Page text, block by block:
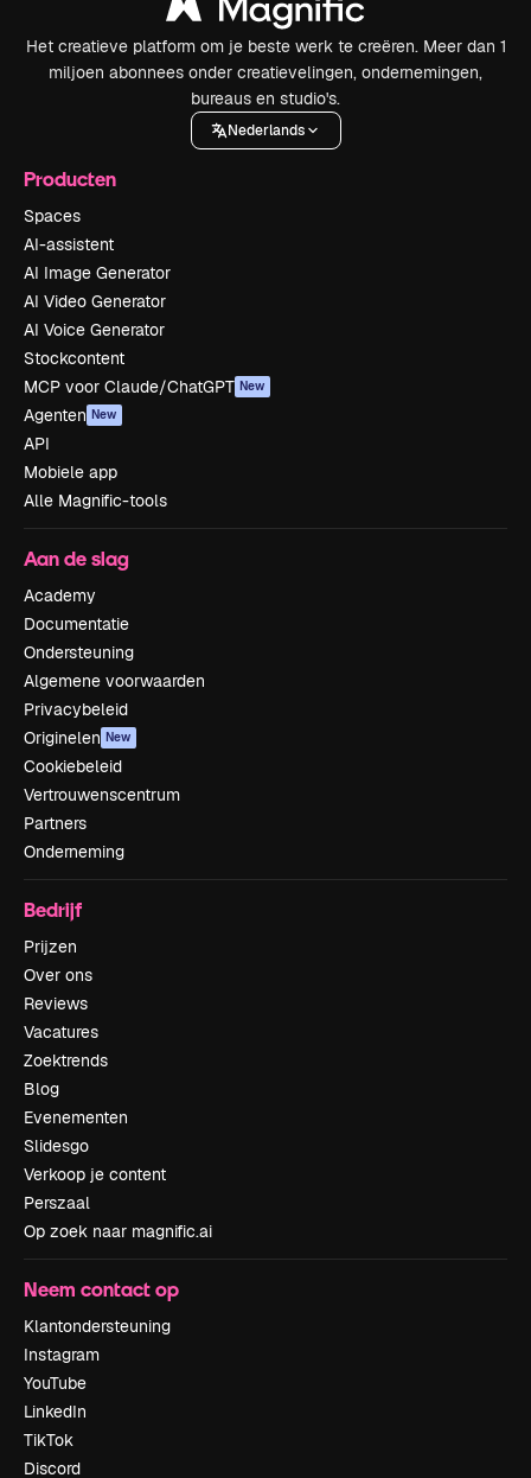
Het creatieve platform om je beste werk te creëren. Meer dan 1
miljoen abonnees onder creatievelingen, ondernemingen,
bureaus en studio's.
Nederlands
Producten
Spaces
AI-assistent
AI Image Generator
AI Video Generator
AI Voice Generator
Stockcontent
MCP voor Claude/ChatGPT New
Agenten New
API
Mobiele app
Alle Magnific-tools
Aan de slag
Academy
Documentatie
Ondersteuning
Algemene voorwaarden
Privacybeleid
Originelen New
Cookiebeleid
Vertrouwenscentrum
Partners
Onderneming
Bedrijf
Prijzen
Over ons
Reviews
Vacatures
Zoektrends
Blog
Evenementen
Slidesgo
Verkoop je content
Perszaal
Op zoek naar magnific.ai
Neem contact op
Klantondersteuning
Instagram
YouTube
LinkedIn
TikTok
Discord